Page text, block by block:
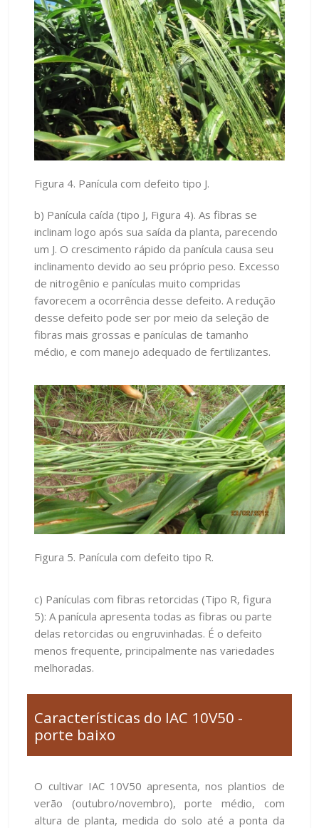
Figura 4. Panícula com defeito tipo J.
b) Panícula caída (tipo J, Figura 4). As fibras se
inclinam logo após sua saída da planta, parecendo
um J. O crescimento rápido da panícula causa seu
inclinamento devido ao seu próprio peso. Excesso
de nitrogênio e panículas muito compridas
favorecem a ocorrência desse defeito. A redução
desse defeito pode ser por meio da seleção de
fibras mais grossas e panículas de tamanho
médio, e com manejo adequado de fertilizantes.
Figura 5. Panícula com defeito tipo R.
c) Panículas com fibras retorcidas (Tipo R, figura
5): A panícula apresenta todas as fibras ou parte
delas retorcidas ou engruvinhadas. É o defeito
menos frequente, principalmente nas variedades
melhoradas.
Características do IAC 10V50 -
porte baixo
O cultivar IAC 10V50 apresenta, nos plantios de
verão (outubro/novembro), porte médio, com
altura de planta, medida do solo até a ponta da